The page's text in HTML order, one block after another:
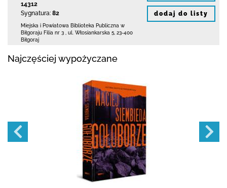
14312
Sygnatura: 82
Miejska i Powiatowa Biblioteka Publiczna w
Biłgoraju Filia nr 3
ul. Włosiankarska 5 23-400
Biłgoraj
dodaj do listy
Najczęściej wypożyczane